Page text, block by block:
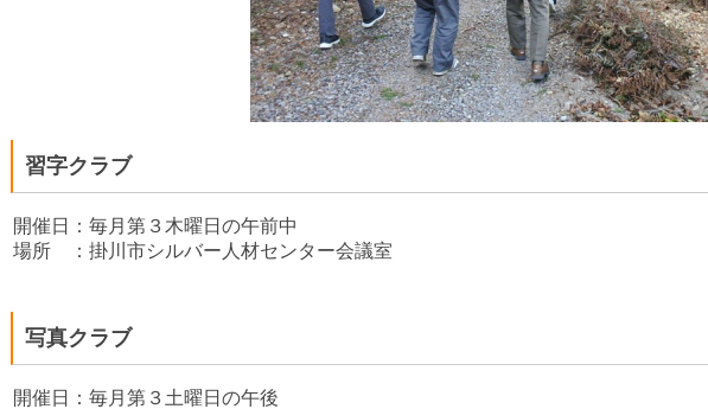
習字クラブ
開催日：毎月第３木曜日の午前中
場所 ：掛川市シルバー人材センター会議室
写真クラブ
開催日：毎月第３土曜日の午後